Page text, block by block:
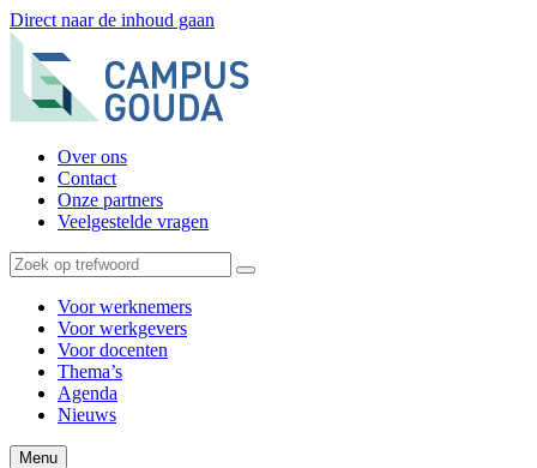
Direct naar de inhoud gaan
Over ons
Contact
Onze partners
Veelgestelde vragen
Voor werknemers
Voor werkgevers
Voor docenten
Thema’s
Agenda
Nieuws
Menu